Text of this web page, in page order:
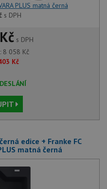
PLUS matná černá
s DPH
s DPH
8 058 Kč
Kč
edice + Franke FC
matná černá